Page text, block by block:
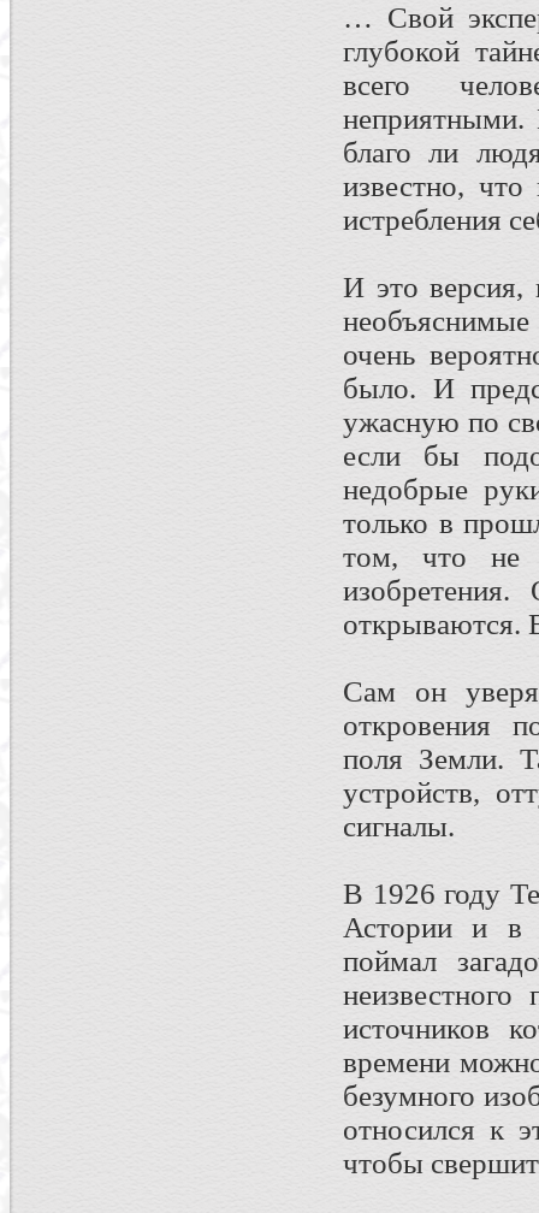
… Свой
глубокой
всего
неприятными.
благо ли
известно,
истребления
И это версия,
необъяснимые
очень
было. И
ужасную по
если бы
недобрые
только в
том, что не
открываются.
Сам он
откровения
поля Земли.
устройств,
сигналы.
В 1926 годy
Астоpии и в
поймал
источников
вpемени
безумного
относился к
чтобы